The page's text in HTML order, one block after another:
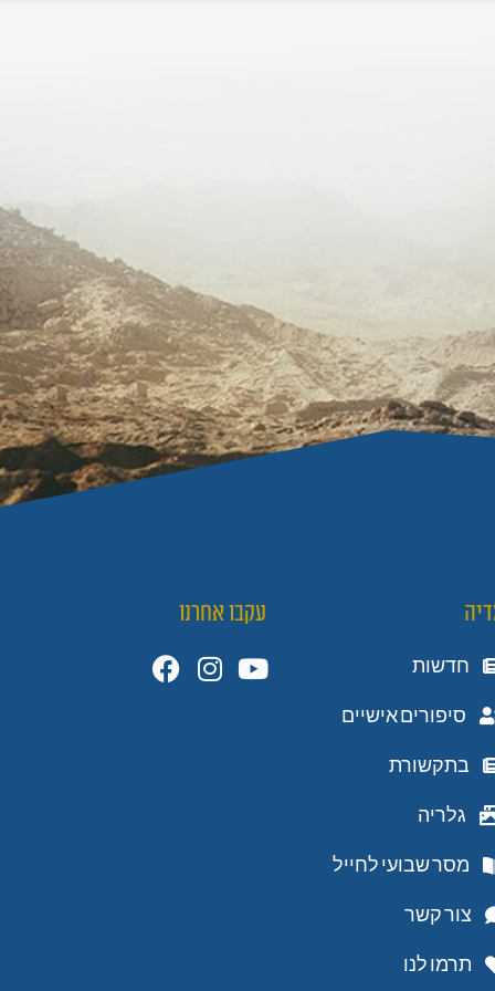
חדשות
סיפורים אישיים
בתקשורת
גלריה
מסר שבועי לחייל
צור קשר
תרמו לנו
עקבו אחרנו